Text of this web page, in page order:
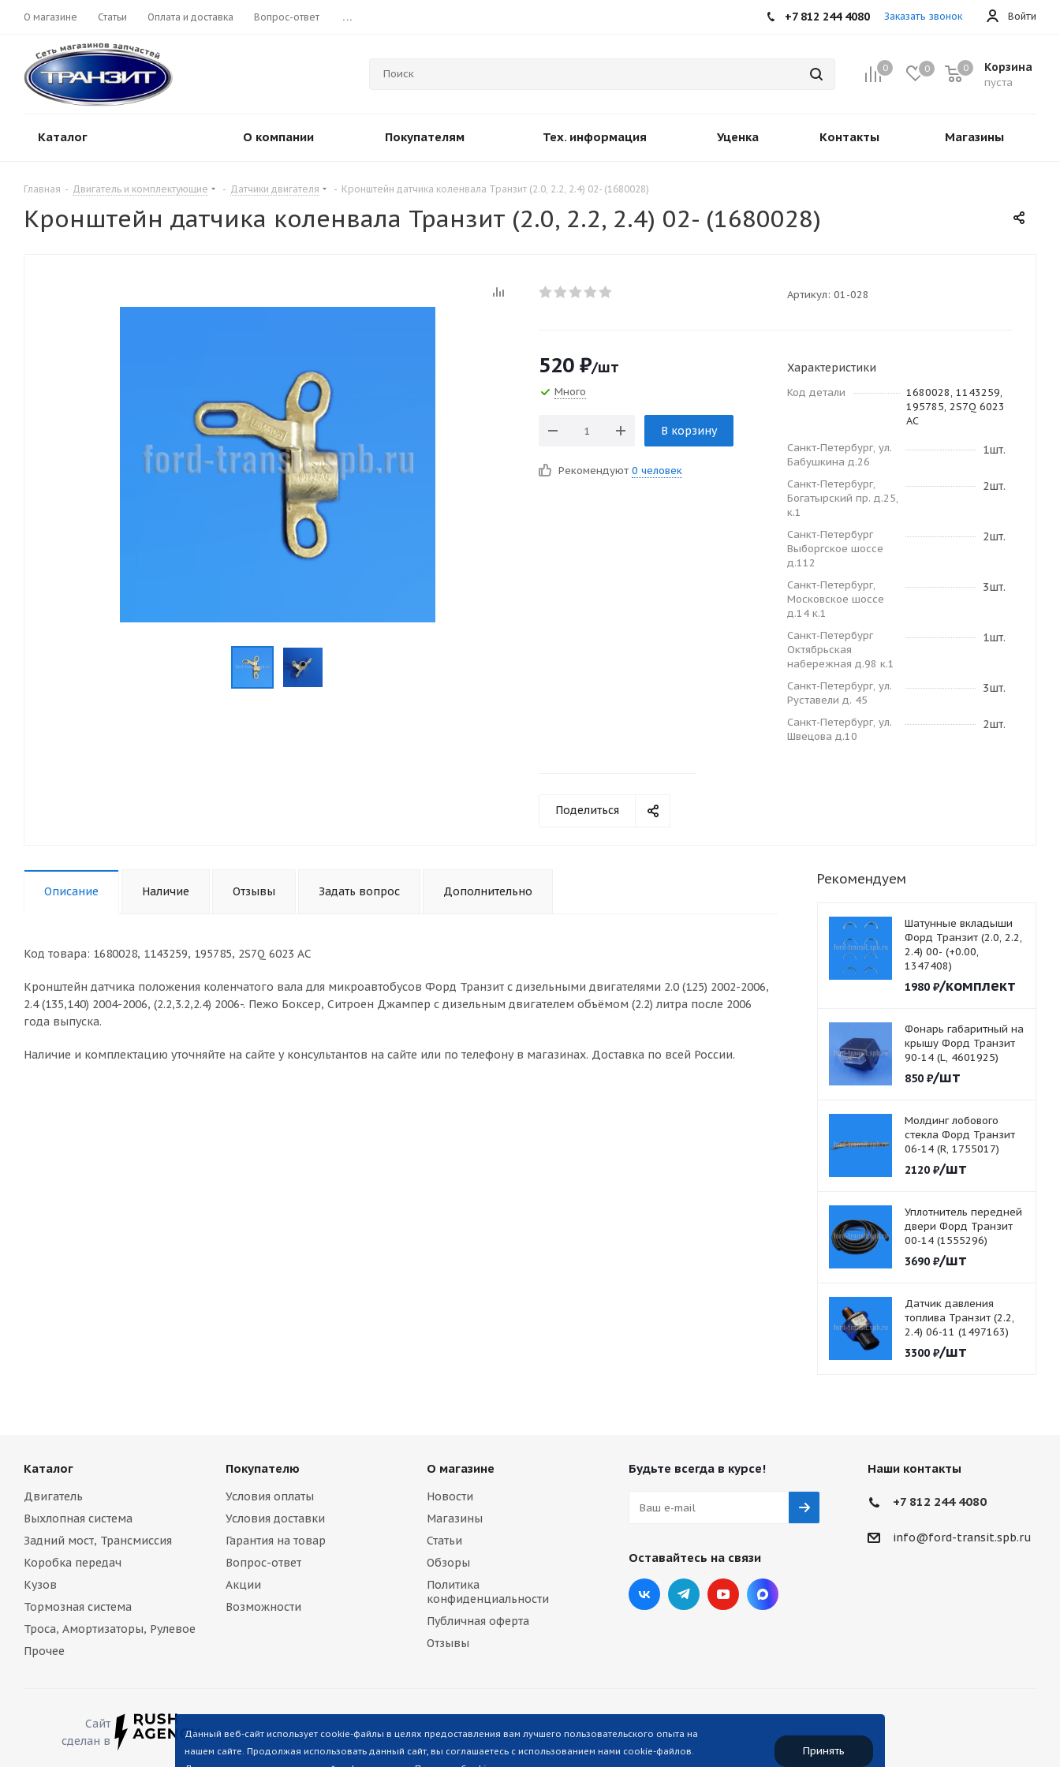
О магазине Статьи Оплата и доставка Вопрос-ответ ... Войти
+7 812 244 4080 Заказать звонок
0 0 Корзина
пуста
0
Каталог О компании Покупателям Тех. информация Уценка Контакты Магазины
Главная - Двигатель и комплектующие - Датчики двигателя - Кронштейн датчика коленвала Транзит (2.0, 2.2, 2.4) 02- (1680028)
Кронштейн датчика коленвала Транзит (2.0, 2.2, 2.4) 02- (1680028)
Артикул: 01-028
520 ₽/шт
Много
В корзину
Рекомендуют 0 человек
Характеристики
Код детали
1680028, 1143259,
195785, 2S7Q 6023
AC
Санкт-Петербург, ул.
Бабушкина д.26
1шт.
Санкт-Петербург,
Богатырский пр. д.25,
к.1
2шт.
Санкт-Петербург
Выборгское шоссе
д.112
2шт.
Санкт-Петербург,
Московское шоссе
д.14 к.1
3шт.
Санкт-Петербург
Октябрьская
набережная д.98 к.1
1шт.
Санкт-Петербург, ул.
Руставели д. 45
3шт.
Санкт-Петербург, ул.
Швецова д.10
2шт.
Поделиться
Описание Наличие Отзывы Задать вопрос Дополнительно
Код товара: 1680028, 1143259, 195785, 2S7Q 6023 AC
Кронштейн датчика положения коленчатого вала для микроавтобусов Форд Транзит с дизельными двигателями 2.0 (125) 2002-2006,
2.4 (135,140) 2004-2006, (2.2,3.2,2.4) 2006-. Пежо Боксер, Ситроен Джампер с дизельным двигателем объёмом (2.2) литра после 2006
года выпуска.
Наличие и комплектацию уточняйте на сайте у консультантов на сайте или по телефону в магазинах. Доставка по всей России.
Рекомендуем
Шатунные вкладыши
Форд Транзит (2.0, 2.2,
2.4) 00- (+0.00,
1347408)
1980₽/комплект
Фонарь габаритный на
крышу Форд Транзит
90-14 (L, 4601925)
850₽/шт
Молдинг лобового
стекла Форд Транзит
06-14 (R, 1755017)
2120₽/шт
Уплотнитель передней
двери Форд Транзит
00-14 (1555296)
3690₽/шт
Датчик давления
топлива Транзит (2.2,
2.4) 06-11 (1497163)
3300₽/шт
Каталог
Двигатель
Выхлопная система
Задний мост, Трансмиссия
Коробка передач
Кузов
Тормозная система
Троса, Амортизаторы, Рулевое
Прочее
Покупателю
Условия оплаты
Условия доставки
Гарантия на товар
Вопрос-ответ
Акции
Возможности
О магазине
Новости
Магазины
Статьи
Обзоры
Политика
конфиденциальности
Публичная оферта
Отзывы
Будьте всегда в курсе!
Оставайтесь на связи
Наши контакты
+7 812 244 4080
info@ford-transit.spb.ru
Сайт
сделан в
Данный веб-сайт использует cookie-файлы в целях предоставления вам лучшего пользовательского опыта на
нашем сайте. Продолжая использовать данный сайт, вы соглашаетесь с использованием нами cookie-файлов.
Принять